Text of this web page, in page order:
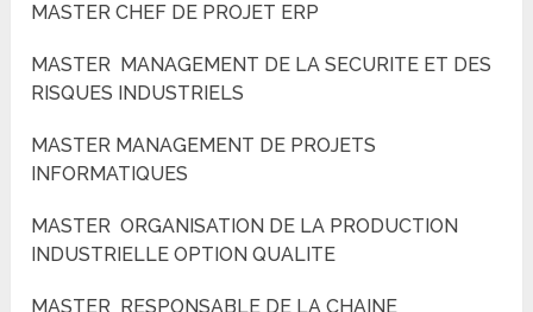
MASTER CHEF DE PROJET ERP
MASTER MANAGEMENT DE LA SECURITE ET DES
RISQUES INDUSTRIELS
MASTER MANAGEMENT DE PROJETS
INFORMATIQUES
MASTER ORGANISATION DE LA PRODUCTION
INDUSTRIELLE OPTION QUALITE
MASTER RESPONSABLE DE LA CHAINE